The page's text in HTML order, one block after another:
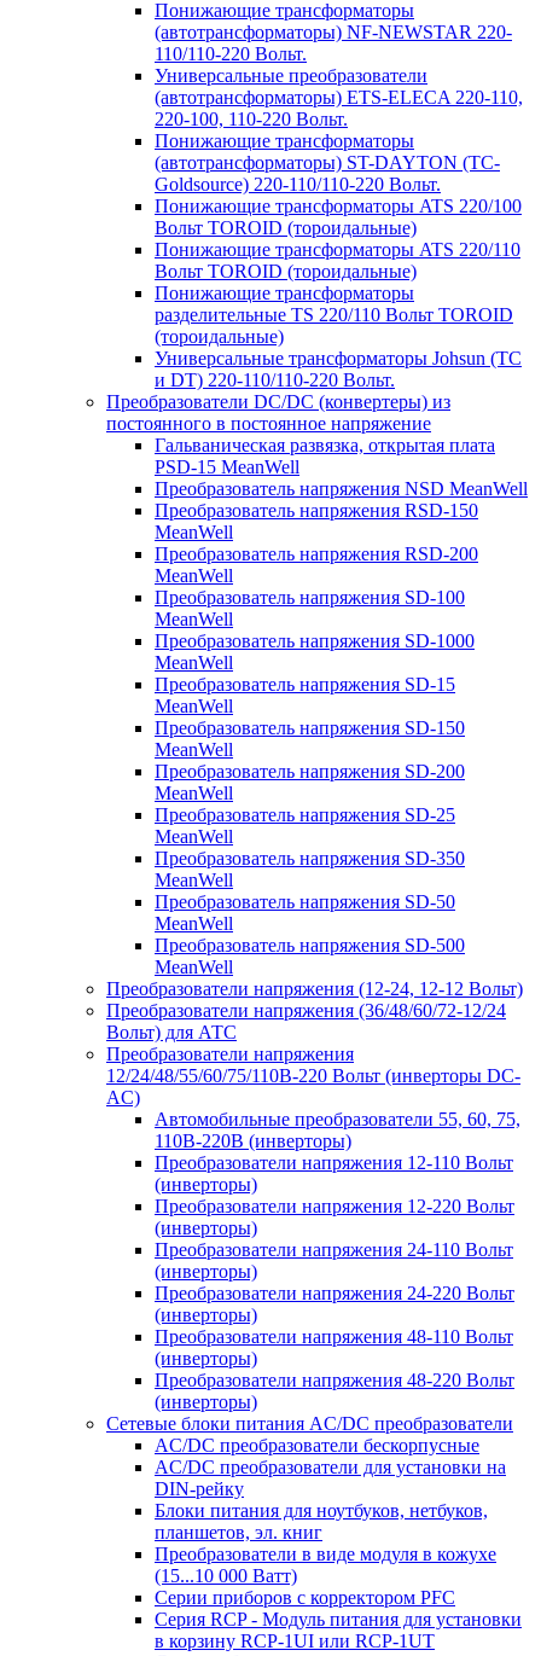
Понижающие трансформаторы
(автотрансформаторы) NF-NEWSTAR 220-
110/110-220 Вольт.
Универсальные преобразователи
(автотрансформаторы) ETS-ELECA 220-110,
220-100, 110-220 Вольт.
Понижающие трансформаторы
(автотрансформаторы) ST-DAYTON (TC-
Goldsource) 220-110/110-220 Вольт.
Понижающие трансформаторы ATS 220/100
Вольт TOROID (тороидальные)
Понижающие трансформаторы ATS 220/110
Вольт TOROID (тороидальные)
Понижающие трансформаторы
разделительные TS 220/110 Вольт TOROID
(тороидальные)
Универсальные трансформаторы Johsun (TС
и DT) 220-110/110-220 Вольт.
Преобразователи DC/DC (конвертеры) из
постоянного в постоянное напряжение
Гальваническая развязка, открытая плата
PSD-15 MeanWell
Преобразователь напряжения NSD MeanWell
Преобразователь напряжения RSD-150
MeanWell
Преобразователь напряжения RSD-200
MeanWell
Преобразователь напряжения SD-100
MeanWell
Преобразователь напряжения SD-1000
MeanWell
Преобразователь напряжения SD-15
MeanWell
Преобразователь напряжения SD-150
MeanWell
Преобразователь напряжения SD-200
MeanWell
Преобразователь напряжения SD-25
MeanWell
Преобразователь напряжения SD-350
MeanWell
Преобразователь напряжения SD-50
MeanWell
Преобразователь напряжения SD-500
MeanWell
Преобразователи напряжения (12-24, 12-12 Вольт)
Преобразователи напряжения (36/48/60/72-12/24
Вольт) для АТС
Преобразователи напряжения
12/24/48/55/60/75/110В-220 Вольт (инверторы DC-
AC)
Автомобильные преобразователи 55, 60, 75,
110В-220В (инверторы)
Преобразователи напряжения 12-110 Вольт
(инверторы)
Преобразователи напряжения 12-220 Вольт
(инверторы)
Преобразователи напряжения 24-110 Вольт
(инверторы)
Преобразователи напряжения 24-220 Вольт
(инверторы)
Преобразователи напряжения 48-110 Вольт
(инверторы)
Преобразователи напряжения 48-220 Вольт
(инверторы)
Сетевые блоки питания AC/DC преобразователи
AC/DC преобразователи бескорпусные
AC/DC преобразователи для установки на
DIN-рейку
Блоки питания для ноутбуков, нетбуков,
планшетов, эл. книг
Преобразователи в виде модуля в кожухе
(15...10 000 Ватт)
Серии приборов с корректором PFC
Серия RCP - Модуль питания для установки
в корзину RCP-1UI или RCP-1UT